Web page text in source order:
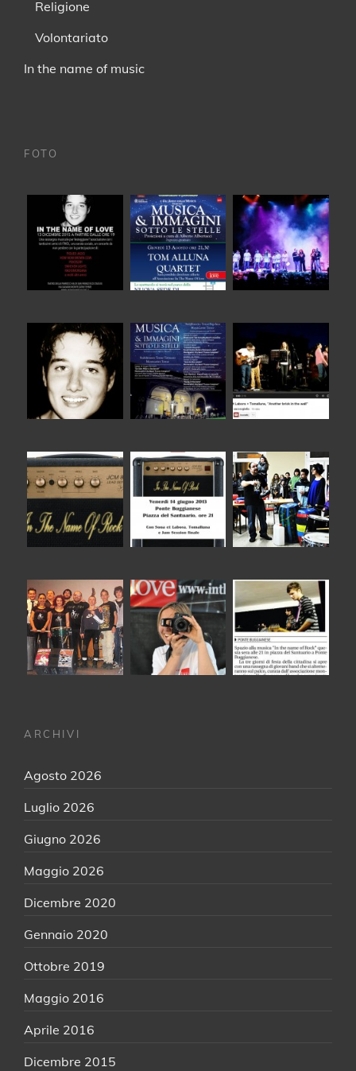
Religione
Volontariato
In the name of music
FOTO
ARCHIVI
Agosto 2026
Luglio 2026
Giugno 2026
Maggio 2026
Dicembre 2020
Gennaio 2020
Ottobre 2019
Maggio 2016
Aprile 2016
Dicembre 2015